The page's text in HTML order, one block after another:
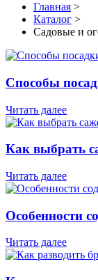
Главная >
Каталог >
Садовые и
Способы
Читать далее
Как выбрать
Читать далее
Особенности
Читать далее